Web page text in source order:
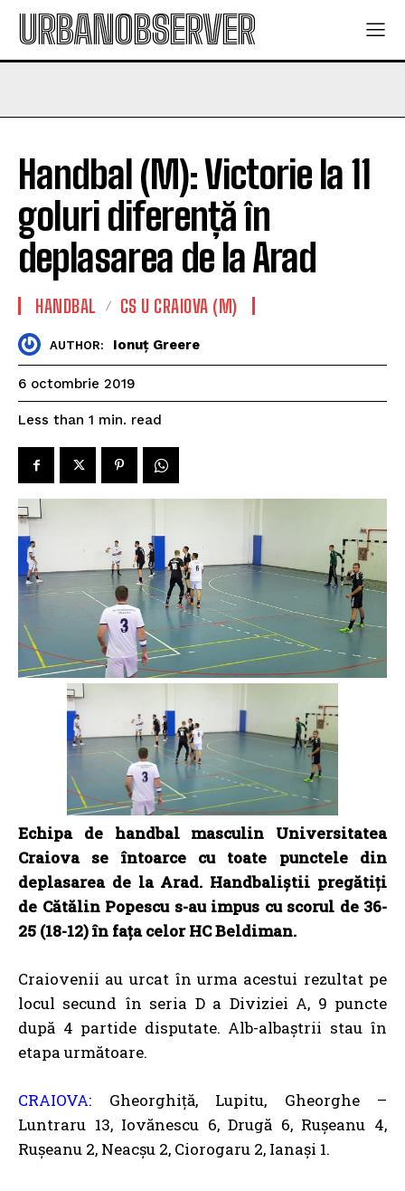
URBANOBSERVER
Handbal (M): Victorie la 11
goluri diferență în
deplasarea de la Arad
HANDBAL CS U CRAIOVA (M)
AUTHOR: Ionuț Greere
6 octombrie 2019
Less than 1 min. read
Echipa de handbal masculin Universitatea
Craiova se întoarce cu toate punctele din
deplasarea de la Arad. Handbaliștii pregătiți
de Cătălin Popescu s-au impus cu scorul de 36-
25 (18-12) în fața celor HC Beldiman.
Craiovenii au urcat în urma acestui rezultat pe
locul secund în seria D a Diviziei A, 9 puncte
după 4 partide disputate. Alb-albaștrii stau în
etapa următoare.
CRAIOVA: Gheorghiță, Lupitu, Gheorghe –
Luntraru 13, Iovănescu 6, Drugă 6, Rușeanu 4,
Rușeanu 2, Neacșu 2, Ciorogaru 2, Ianași 1.